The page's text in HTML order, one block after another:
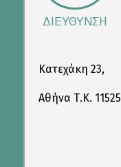
ΔΙΕΥΘΥΝΣΗ
Κατεχάκη 23,
Αθήνα Τ.Κ. 11525